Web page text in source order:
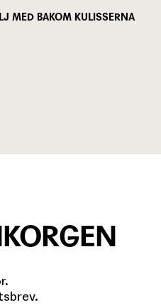
MED BAKOM KULISSERNA